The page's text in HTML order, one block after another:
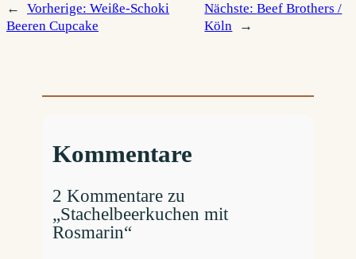
← Vorherige: Weiße-Schoki
Beeren Cupcake
Nächste:Beef Brothers /
Köln
→
Kommentare
2 Kommentare zu
„Stachelbeerkuchen mit
Rosmarin“